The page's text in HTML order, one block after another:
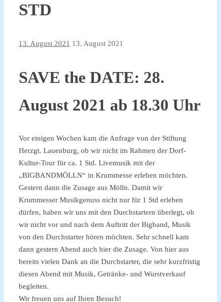
STD
13. August 2021 13. August 2021
SAVE the DATE: 28.
August 2021 ab 18.30 Uhr
Vor einigen Wochen kam die Anfrage von der Stiftung
Herzgt. Lauenburg, ob wir nicht im Rahmen der Dorf-
Kultur-Tour für ca. 1 Std. Livemusik mit der
„BIGBANDMÖLLN“ in Krummesse erleben möchten.
Gestern dann die Zusage aus Mölln. Damit wir
Krummesser Musikgenuss nicht nur für 1 Std erleben
dürfen, haben wir uns mit den Durchstartern überlegt, ob
wir nicht vor und nach dem Auftritt der Bigband, Musik
von den Durchstarter hören möchten. Sehr schnell kam
dann gestern Abend auch hier die Zusage. Von hier aus
bereits vielen Dank an die Durchstarter, die sehr kurzfristig
diesen Abend mit Musik, Getränke- und Wurstverkauf
begleiten.
Wir freuen uns auf Ihren Besuch!